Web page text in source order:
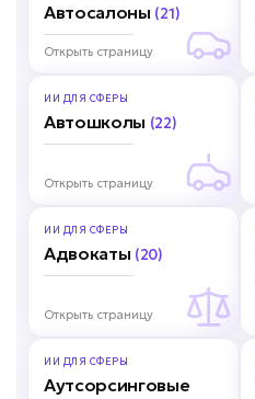
Автосалоны (21)
Открыть страницу
ИИ ДЛЯ СФЕРЫ
Автошколы (22)
Открыть страницу
ИИ ДЛЯ СФЕРЫ
Адвокаты (20)
Открыть страницу
ИИ ДЛЯ СФЕРЫ
Аутсорсинговые